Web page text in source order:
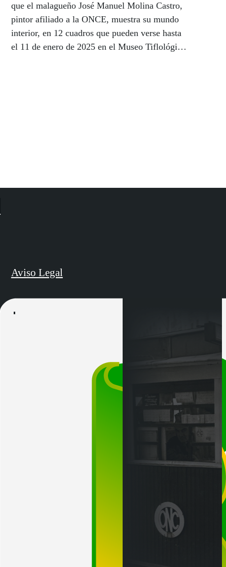
que el malagueño José Manuel Molina Castro,
pintor afiliado a la ONCE, muestra su mundo
interior, en 12 cuadros que pueden verse hasta
el 11 de enero de 2025 en el Museo Tiflológico
Aviso Legal